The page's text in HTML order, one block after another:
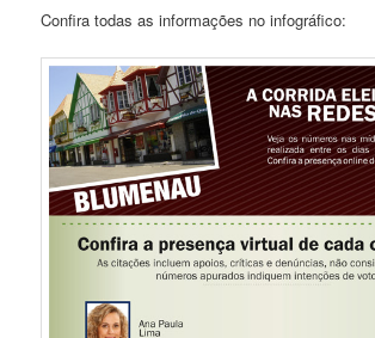
Confira todas as informações no infográfico: